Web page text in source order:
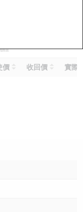
Ｗ
證
價 收回價 實際